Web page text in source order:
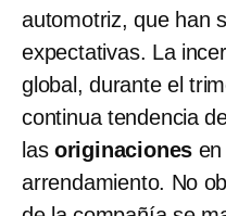
automotriz, que han
expectativas. La
global, durante el
continua tendencia
las originaciones
arrendamiento. No